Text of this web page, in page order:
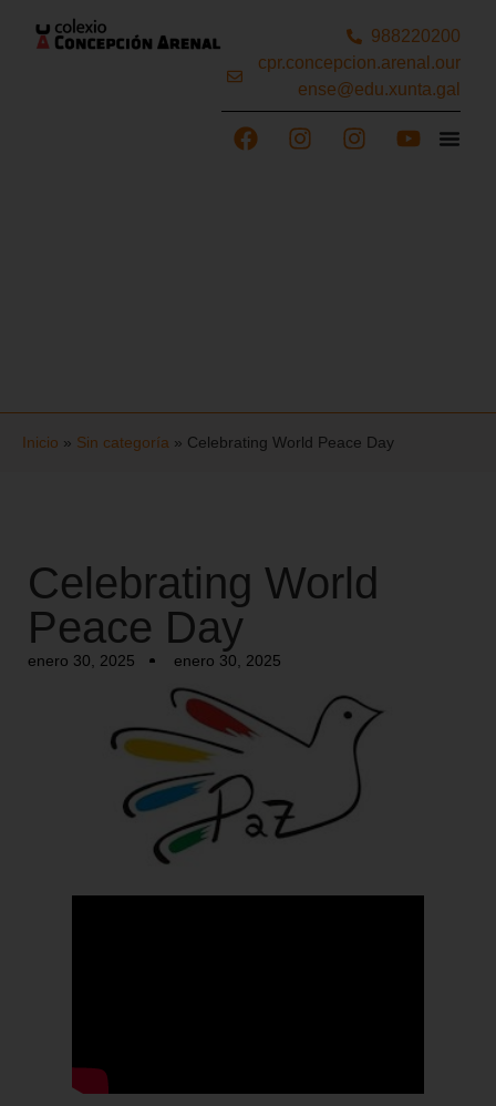
988220200
cpr.concepcion.arenal.our
ense@edu.xunta.gal
Inicio » Sin categoría » Celebrating World Peace Day
Celebrating World
Peace Day
enero 30, 2025 enero 30, 2025